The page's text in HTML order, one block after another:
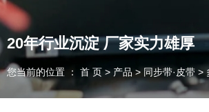
20年行业沉淀 厂家实力雄厚
您当前的位置 ： 首 页 > 产品 > 同步带·皮带 >